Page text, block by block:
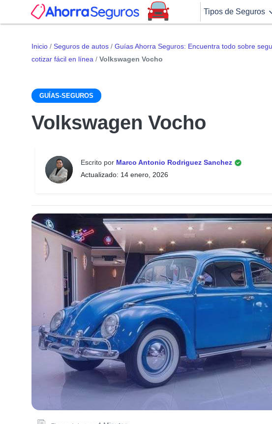
Tipos de Seguros
Inicio / Seguros de autos / Guías Ahorra Seguros: Encuentra todo sobre
cotizar fácil en línea / Volkswagen Vocho
GUÍAS-SEGUROS
Volkswagen Vocho
Escrito por Marco Antonio Rodriguez Sanchez
Actualizado: 14 enero, 2026